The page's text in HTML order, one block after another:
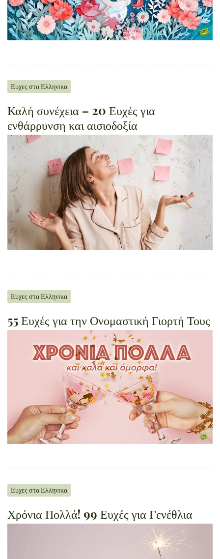
Ευχες στα Ελληνικα
Καλή συνέχεια – 20 Ευχές για
ενθάρρυνση και αισιοδοξία
Ευχες στα Ελληνικα
55 Ευχές για την Ονομαστική Γιορτή Τους
Ευχες στα Ελληνικα
Χρόνια Πολλά! 99 Ευχές για Γενέθλια